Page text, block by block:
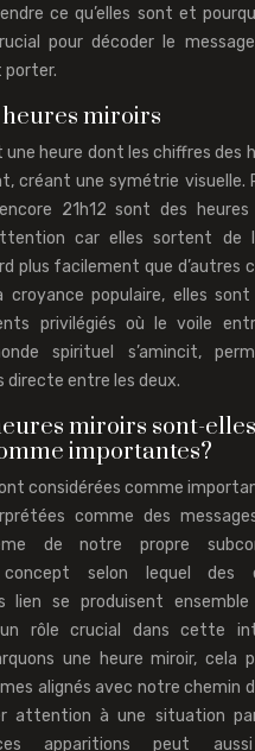
ce qu’elles sont et
pour décoder le message
porter.
miroirs
une heure dont les chiffres des
créant une symétrie visuelle.
21h12 sont des heures
car elles sortent de
plus facilement que d’autres
croyance populaire, elles sont
privilégiés où le voile
spirituel s’amincit,
directe entre les deux.
miroirs sont-elles
importantes?
considérées comme
comme des
de notre propre
selon lequel des
lien se produisent
rôle crucial dans cette
une heure miroir, cela
alignés avec notre chemin
attention à une situation
apparitions peut aussi